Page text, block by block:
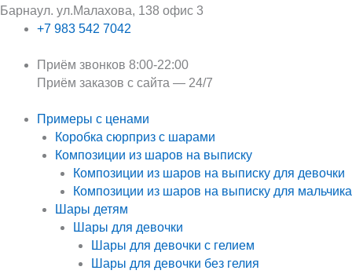
Барнаул. ул.Малахова, 138 офис 3
+7 983 542 7042
Приём звонков 8:00-22:00
Приём заказов с сайта — 24/7
Примеры с ценами
Коробка сюрприз с шарами
Композиции из шаров на выписку
Композиции из шаров на выписку для девочки
Композиции из шаров на выписку для мальчика
Шары детям
Шары для девочки
Шары для девочки с гелием
Шары для девочки без гелия